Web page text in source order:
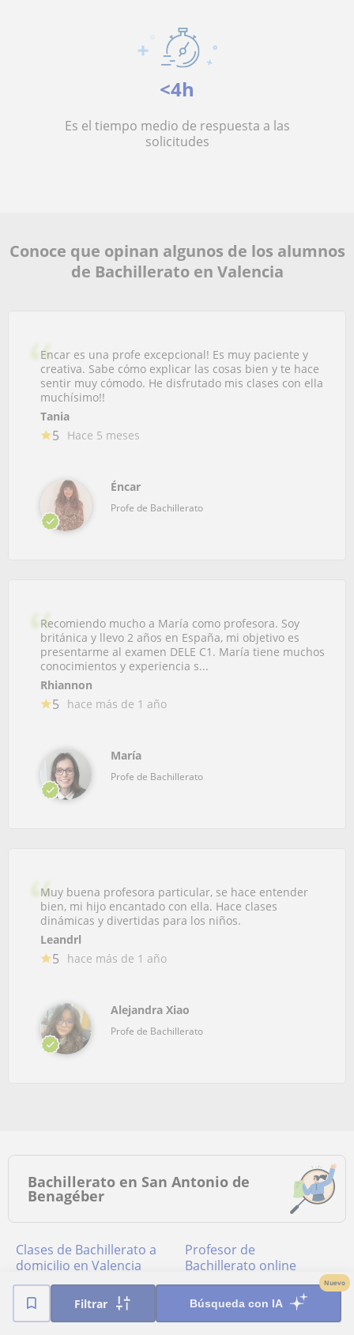
Filtrar Búsqueda con IA
Nuevo
<4h
Es el tiempo medio de respuesta a las
solicitudes
Conoce que opinan algunos de los alumnos
de Bachillerato en Valencia
Encar es una profe excepcional! Es muy paciente y
creativa. Sabe cómo explicar las cosas bien y te hace
sentir muy cómodo. He disfrutado mis clases con ella
muchísimo!!
Tania
5 Hace 5 meses
Éncar
Profe de Bachillerato
Recomiendo mucho a María como profesora. Soy
británica y llevo 2 años en España, mi objetivo es
presentarme al examen DELE C1. María tiene muchos
conocimientos y experiencia s...
Rhiannon
5 hace más de 1 año
María
Profe de Bachillerato
Muy buena profesora particular, se hace entender
bien, mi hijo encantado con ella. Hace clases
dinámicas y divertidas para los niños.
Leandrl
5 hace más de 1 año
Alejandra Xiao
Profe de Bachillerato
Bachillerato en San Antonio de
Benagéber
Clases de Bachillerato a
domicilio en Valencia
Profesor de
Bachillerato online
Clases impartidas...